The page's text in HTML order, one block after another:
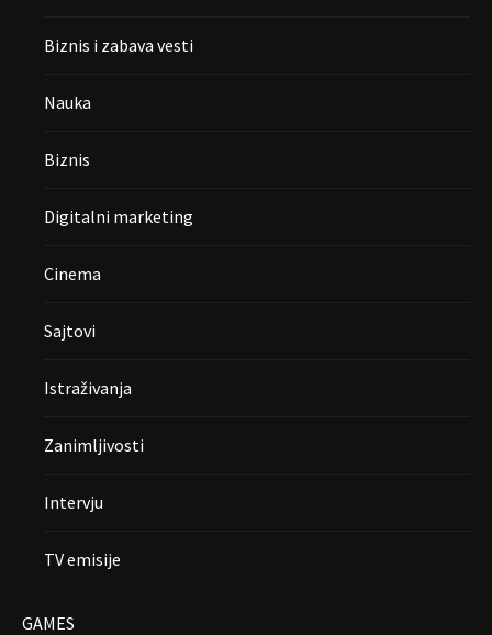
Biznis i zabava vesti
Nauka
Biznis
Digitalni marketing
Cinema
Sajtovi
Istraživanja
Zanimljivosti
Intervju
TV emisije
GAMES